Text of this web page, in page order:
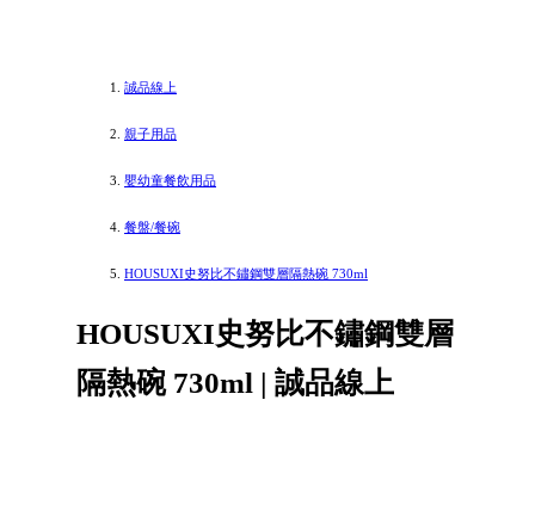
誠品線上
親子用品
嬰幼童餐飲用品
餐盤/餐碗
HOUSUXI史努比不鏽鋼雙層隔熱碗 730ml
HOUSUXI史努比不鏽鋼雙層
隔熱碗 730ml | 誠品線上